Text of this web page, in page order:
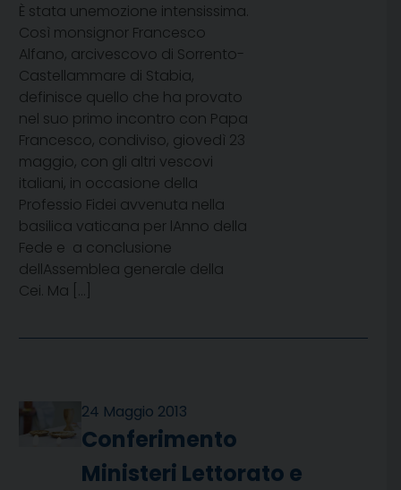
È stata unemozione intensissima.
Così monsignor Francesco
Alfano, arcivescovo di Sorrento-
Castellammare di Stabia,
definisce quello che ha provato
nel suo primo incontro con Papa
Francesco, condiviso, giovedì 23
maggio, con gli altri vescovi
italiani, in occasione della
Professio Fidei avvenuta nella
basilica vaticana per lAnno della
Fede e a conclusione
dellAssemblea generale della
Cei. Ma […]
24 Maggio 2013
Conferimento
Ministeri Lettorato e